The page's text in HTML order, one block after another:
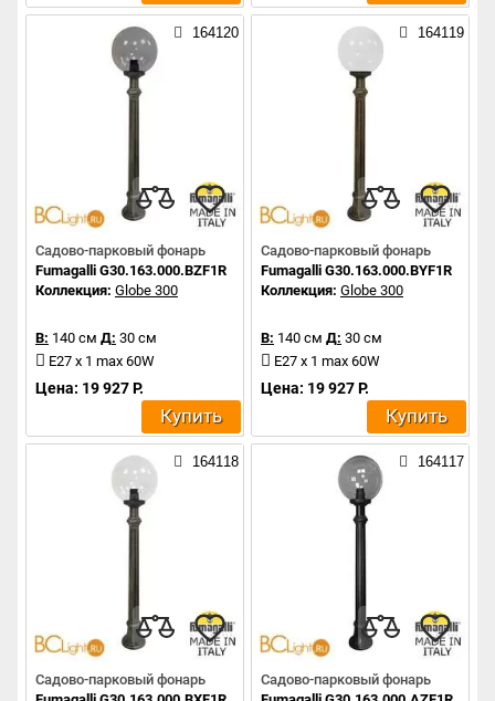
164120
Садово-парковый фонарь
Fumagalli G30.163.000.BZF1R
Коллекция: Globe 300
В: 140 см Д: 30 см
E27 x 1 max 60W
Цена: 19 927 Р.
Купить
164119
Садово-парковый фонарь
Fumagalli G30.163.000.BYF1R
Коллекция: Globe 300
В: 140 см Д: 30 см
E27 x 1 max 60W
Цена: 19 927 Р.
Купить
164118
Садово-парковый фонарь
164117
Садово-парковый фонарь